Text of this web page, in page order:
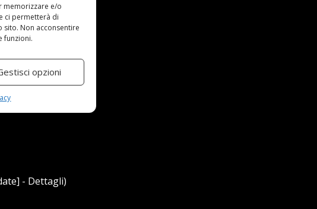
memorizzare e/o
ci permetterà di
Non acconsentire
funzioni.
opzioni
- Dettagli)